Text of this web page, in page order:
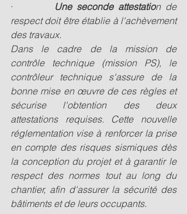
· Une seconde attestation de
respect doit être établie à l'achèvement
des travaux.
Dans le cadre de la mission de
contrôle technique (mission PS), le
contrôleur technique s'assure de la
bonne mise en œuvre de ces règles et
sécurise l'obtention des deux
attestations requises. Cette nouvelle
réglementation vise à renforcer la prise
en compte des risques sismiques dès
la conception du projet et à garantir le
respect des normes tout au long du
chantier, afin d'assurer la sécurité des
bâtiments et de leurs occupants.